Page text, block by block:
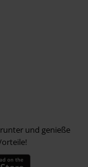
und genieße